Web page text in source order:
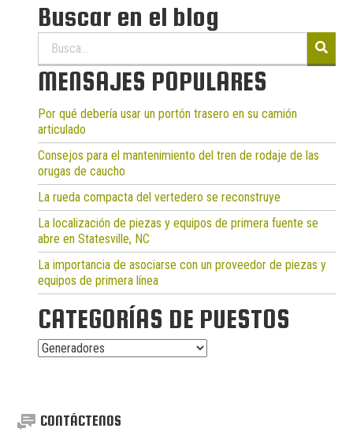
Buscar en el blog
Buscar:
MENSAJES POPULARES
Por qué debería usar un portón trasero en su camión
articulado
Consejos para el mantenimiento del tren de rodaje de las
orugas de caucho
La rueda compacta del vertedero se reconstruye
La localización de piezas y equipos de primera fuente se
abre en Statesville, NC
La importancia de asociarse con un proveedor de piezas y
equipos de primera línea
CATEGORÍAS DE PUESTOS
Categorías
de
CONTÁCTENOS